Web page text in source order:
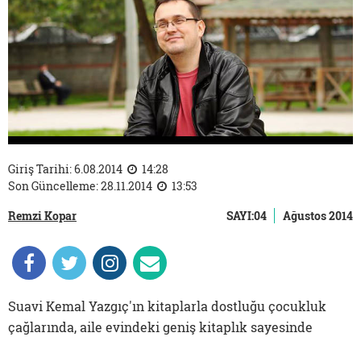
Giriş Tarihi: 6.08.2014
14:28
Son Güncelleme: 28.11.2014
13:53
Remzi Kopar
SAYI:04 Ağustos 2014
Suavi Kemal Yazgıç'ın kitaplarla dostluğu çocukluk
çağlarında, aile evindeki geniş kitaplık sayesinde